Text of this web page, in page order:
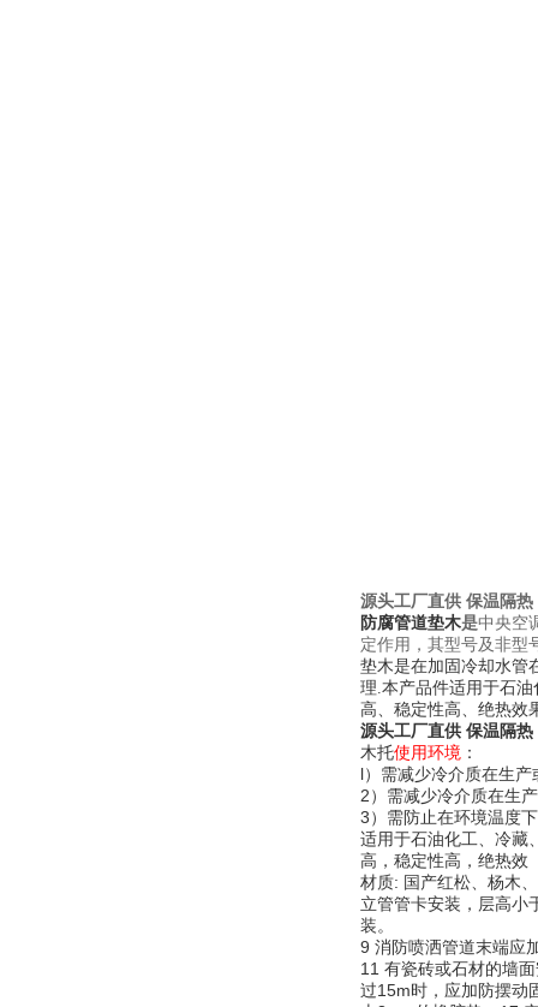
源头工厂直供 保温隔
防腐管道垫木是中央空
定作用，其型号及非型
垫木是在加固冷却水管
理.本产品件适用于石
高、稳定性高、绝热效
源头工厂直供 保温隔
木托使用环境 ：
l）需减少冷介质在生
2）需减少冷介质在生
3）需防止在环境温度
适用于石油化工、冷藏
高，稳定性高，绝热效
材质: 国产红松、杨木
立管管卡安装，层高小
装。
9 消防喷洒管道末端应
11 有瓷砖或石材的墙
过15m时，应加防摆动